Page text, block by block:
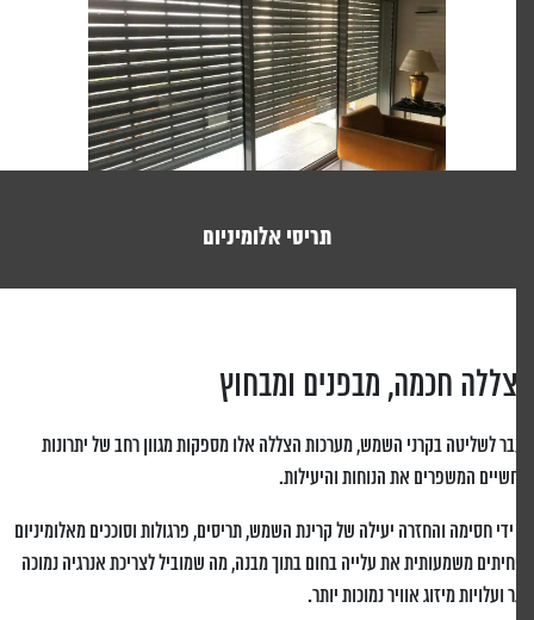
תריסי אלומיניום
חכמה, מבפנים ומבחוץ
לשליטה בקרני השמש, מערכות הצללה אלו מספקות מגוון רחב של יתרונות
המשפרים את הנוחות והיעילות.
חסימה והחזרה יעילה של קרינת השמש, תריסים, פרגולות וסוככים מאלומיניום
משמעותית את עלייה בחום בתוך מבנה, מה שמוביל לצריכת אנרגיה נמוכה
ועלויות מיזוג אוויר נמוכות יותר.